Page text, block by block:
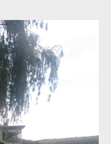
değiştiği için, hâlâ
15 günlük süremiz
bilemediniz Ağustos
başlıklı yazım, sizlerin
da yanıtları ile, karşın...